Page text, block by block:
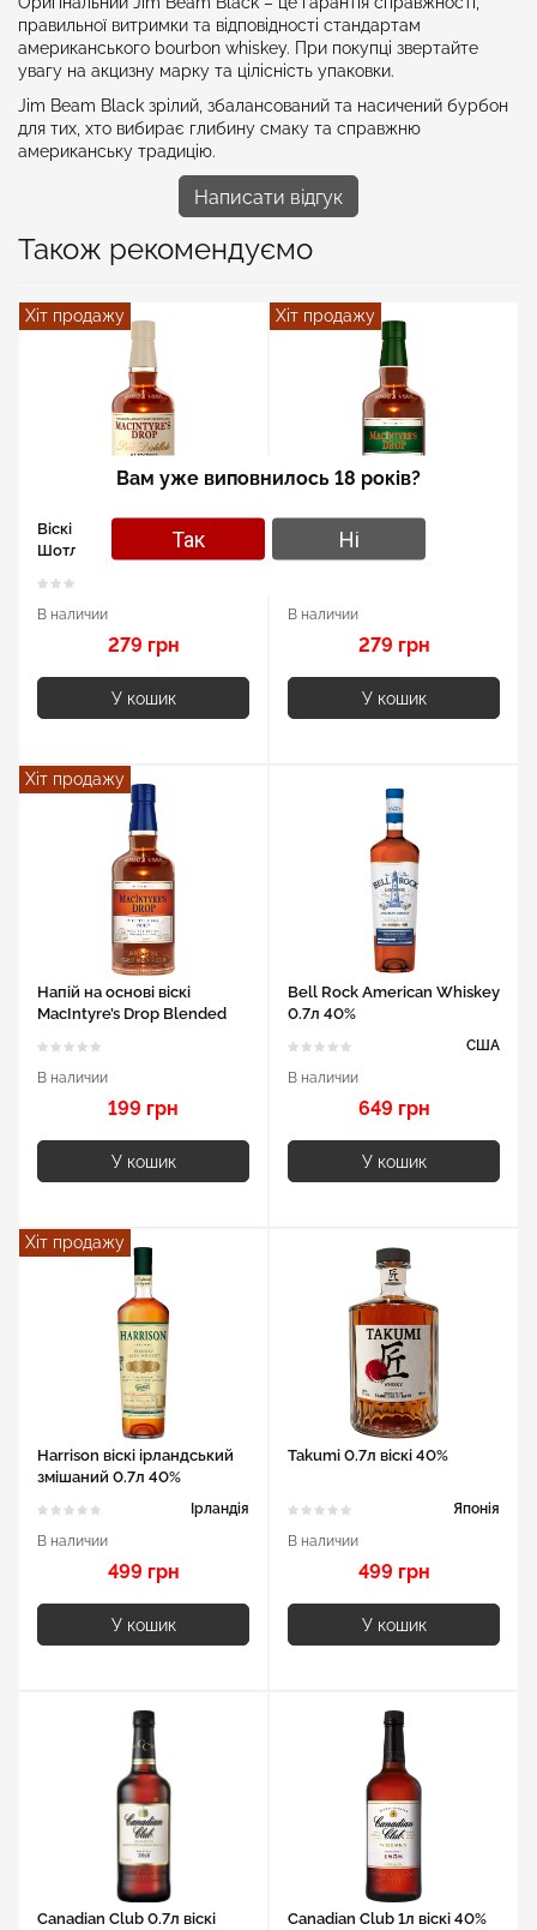
правильної витримки та відповідності стандартам
американського bourbon whiskey. При покупці звертайте
увагу на акцизну марку та цілісність упаковки.
Jim Beam Black зрілий, збалансований та насичений бурбон
для тих, хто вибирає глибину смаку та справжню
американську традицію.
Написати відгук
Також рекомендуємо
Хіт продажу
Віскі MacIntyre’s Drop
Шотландський 0.7л 40%
В наличии
279 грн
У кошик
Хіт продажу
Віскі MacIntyre’s Drop
Blended 0.7л 40%
В наличии
279 грн
У кошик
Хіт продажу
Напій на основі віскі
MacIntyre’s Drop Blended
В наличии
199 грн
У кошик
Bell Rock American Whiskey
0.7л 40%
США
В наличии
649 грн
У кошик
Хіт продажу
Harrison віскі ірландський
змішаний 0.7л 40%
Ірландія
В наличии
499 грн
У кошик
Takumi 0.7л віскі 40%
Японія
В наличии
499 грн
У кошик
Canadian Club 0.7л віскі
Canadian Club 1л віскі 40%
Вам уже виповнилось 18 років?
Так Ні